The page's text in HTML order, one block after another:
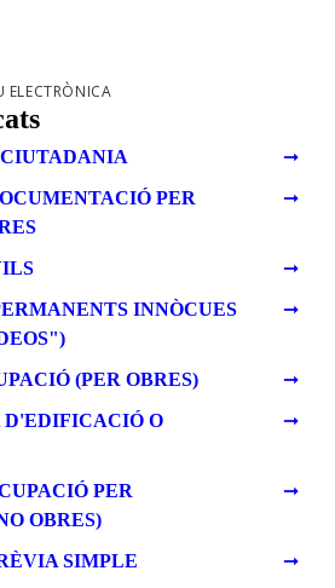
ELECTRÒNICA
PER
INNÒCUES
(PER OBRES)
O
PER
OBRES)
SIMPLE